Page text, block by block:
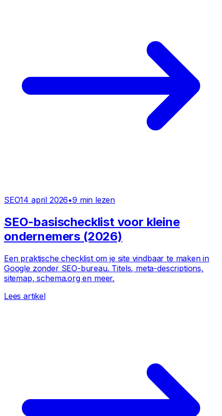
SEO14 april 2026•9 min lezen
SEO-basischecklist voor kleine
ondernemers (2026)
Een praktische checklist om je site vindbaar te maken in
Google zonder SEO-bureau. Titels, meta-descriptions,
sitemap, schema.org en meer.
Lees artikel